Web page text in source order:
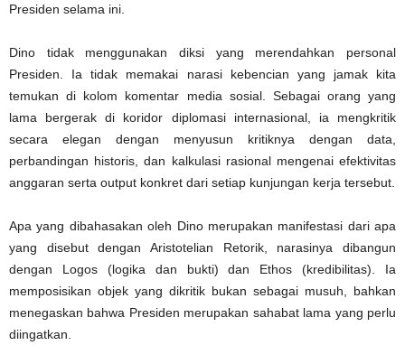
Presiden selama ini.
Dino tidak menggunakan diksi yang merendahkan personal
Presiden. Ia tidak memakai narasi kebencian yang jamak kita
temukan di kolom komentar media sosial. Sebagai orang yang
lama bergerak di koridor diplomasi internasional, ia mengkritik
secara elegan dengan menyusun kritiknya dengan data,
perbandingan historis, dan kalkulasi rasional mengenai efektivitas
anggaran serta output konkret dari setiap kunjungan kerja tersebut.
Apa yang dibahasakan oleh Dino merupakan manifestasi dari apa
yang disebut dengan Aristotelian Retorik, narasinya dibangun
dengan Logos (logika dan bukti) dan Ethos (kredibilitas). Ia
memposisikan objek yang dikritik bukan sebagai musuh, bahkan
menegaskan bahwa Presiden merupakan sahabat lama yang perlu
diingatkan.